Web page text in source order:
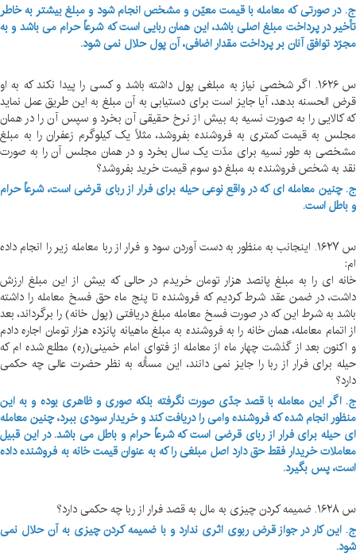
ج. در صورتی که معامله با قیمت معیّن و مشخص انجام شود و مبلغ بیشتر به خاطر
تأخیر در پرداخت مبلغ اصلی باشد، این همان ربایی است که شرعاً حرام می باشد و به
مجرّد توافق آنان بر پرداخت مقدار اضافی، آن پول حلال نمی شود.
س ۱۶۲۶. اگر شخصی نیاز به مبلغی پول داشته باشد و کسی را پیدا نکند که به او
قرض الحسنه بدهد، آیا جایز است برای دستیابی به آن مبلغ به این طریق عمل نماید
که کالایی را به صورت نسیه به بیش از نرخ حقیقی آن بخرد و سپس آن را در همان
مجلس به قیمت کمتری به فروشنده بفروشد، مثلاً یک کیلوگرم زعفران را به مبلغ
مشخصی به طور نسیه برای مدّت یک سال بخرد و در همان مجلس آن را به صورت
نقد به شخص فروشنده به مبلغ دو سوم قیمت خرید بفروشد؟
ج. چنین معامله ای که در واقع نوعی حیله برای فرار از ربای قرضی است، شرعاً حرام
و باطل است.
س ۱۶۲۷. اینجانب به منظور به دست آوردن سود و فرار از ربا معامله زیر را انجام داده
ام:
خانه ای را به مبلغ پانصد هزار تومان خریدم در حالی که بیش از این مبلغ ارزش
داشت، در ضمن عقد شرط کردیم که فروشنده تا پنج ماه حق فسخ معامله را داشته
باشد به شرط این که در صورت فسخ معامله مبلغ دریافتی (پول خانه) را برگرداند، بعد
از اتمام معامله، همان خانه را به فروشنده به مبلغ ماهیانه پانزده هزار تومان اجاره دادم
و اکنون بعد از گذشت چهار ماه از معامله از فتوای امام خمینی(ره) مطلع شده ام که
حیله برای فرار از ربا را جایز نمی دانند، این مسأله به نظر حضرت عالی چه حکمی
دارد؟
ج. اگر این معامله با قصد جدّی صورت نگرفته بلکه صوری و ظاهری بوده و به این
منظور انجام شده که فروشنده وامی را دریافت کند و خریدار سودی ببرد، چنین معامله
ای حیله برای فرار از ربای قرضی است که شرعاً حرام و باطل می باشد. در این قبیل
معاملات خریدار فقط حق دارد اصل مبلغی را که به عنوان قیمت خانه به فروشنده داده
است، پس بگیرد.
س ۱۶۲۸. ضمیمه کردن چیزی به مال به قصد فرار از ربا چه حکمی دارد؟
ج. این کار در جواز قرض ربوی اثری ندارد و با ضمیمه کردن چیزی به آن حلال نمی
شود.